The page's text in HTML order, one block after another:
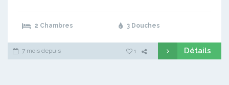
2 Chambres 3 Douches
7 mois depuis 1 Détails